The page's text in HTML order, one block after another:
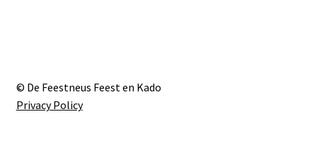
© De Feestneus Feest en Kado
Privacy Policy